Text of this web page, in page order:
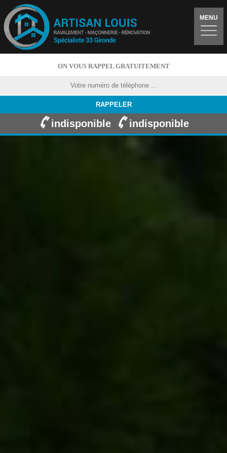
MENU
ON VOUS RAPPEL GRATUITEMENT
indisponible indisponible